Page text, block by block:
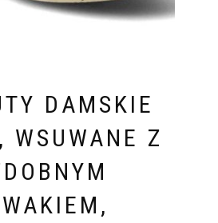
DAMSKIE
WSUWANE Z